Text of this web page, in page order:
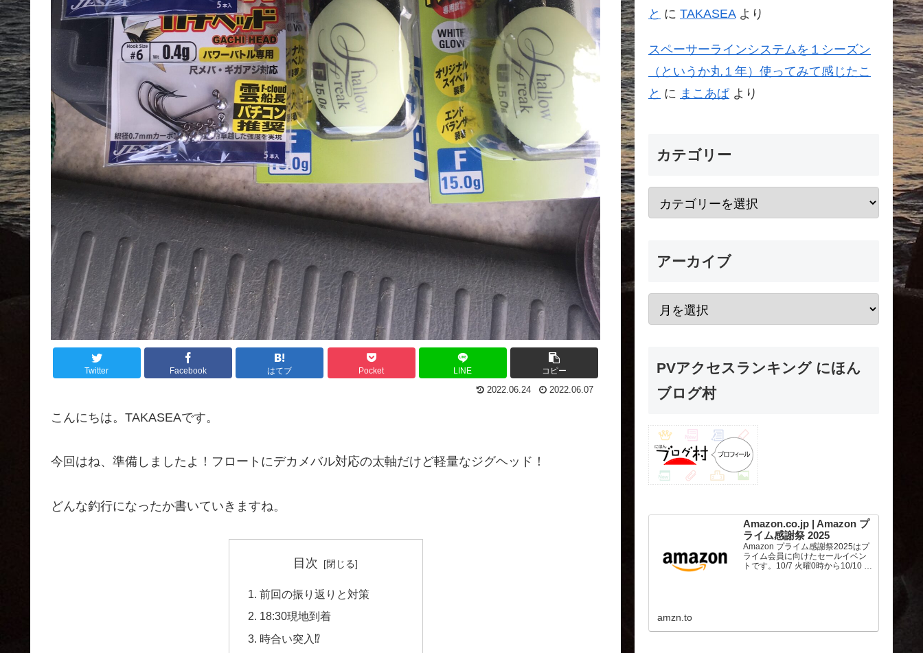
Twitter Facebook はてブ Pocket LINE コピー
2022.06.24 2022.06.07
こんにちは。TAKASEAです。
今回はね、準備しましたよ！フロートにデカメバル対応の太軸だけど軽量なジグヘッド！
どんな釣行になったか書いていきますね。
目次
前回の振り返りと対策
18:30現地到着
時合い突入⁉︎
と に TAKASEAより
スペーサーラインシステムを１シーズン
（というか丸１年）使ってみて感じたこ
と に まこあぱ より
カテゴリー
アーカイブ
PVアクセスランキング にほん
ブログ村
Amazon.co.jp | Amazon プ
ライム感謝祭 2025
Amazon プライム感謝祭2025はプ
ライム会員に向けたセールイベン
トです。10/7 火曜0時から10/10 金
amzn.to